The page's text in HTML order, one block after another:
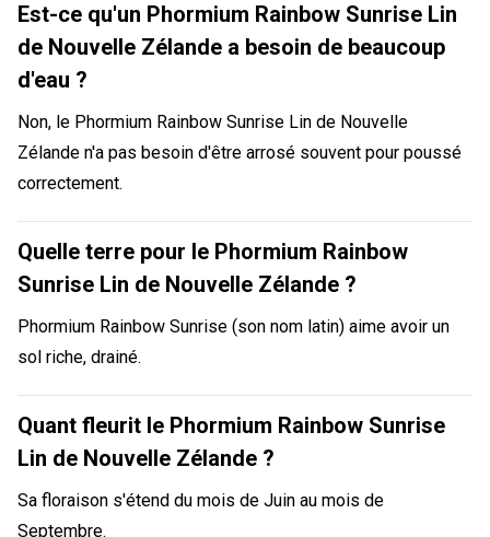
Est-ce qu'un Phormium Rainbow Sunrise Lin
de Nouvelle Zélande a besoin de beaucoup
d'eau ?
Non, le Phormium Rainbow Sunrise Lin de Nouvelle
Zélande n'a pas besoin d'être arrosé souvent pour poussé
correctement.
Quelle terre pour le Phormium Rainbow
Sunrise Lin de Nouvelle Zélande ?
Phormium Rainbow Sunrise (son nom latin) aime avoir un
sol riche, drainé.
Quant fleurit le Phormium Rainbow Sunrise
Lin de Nouvelle Zélande ?
Sa floraison s'étend du mois de Juin au mois de
Septembre.